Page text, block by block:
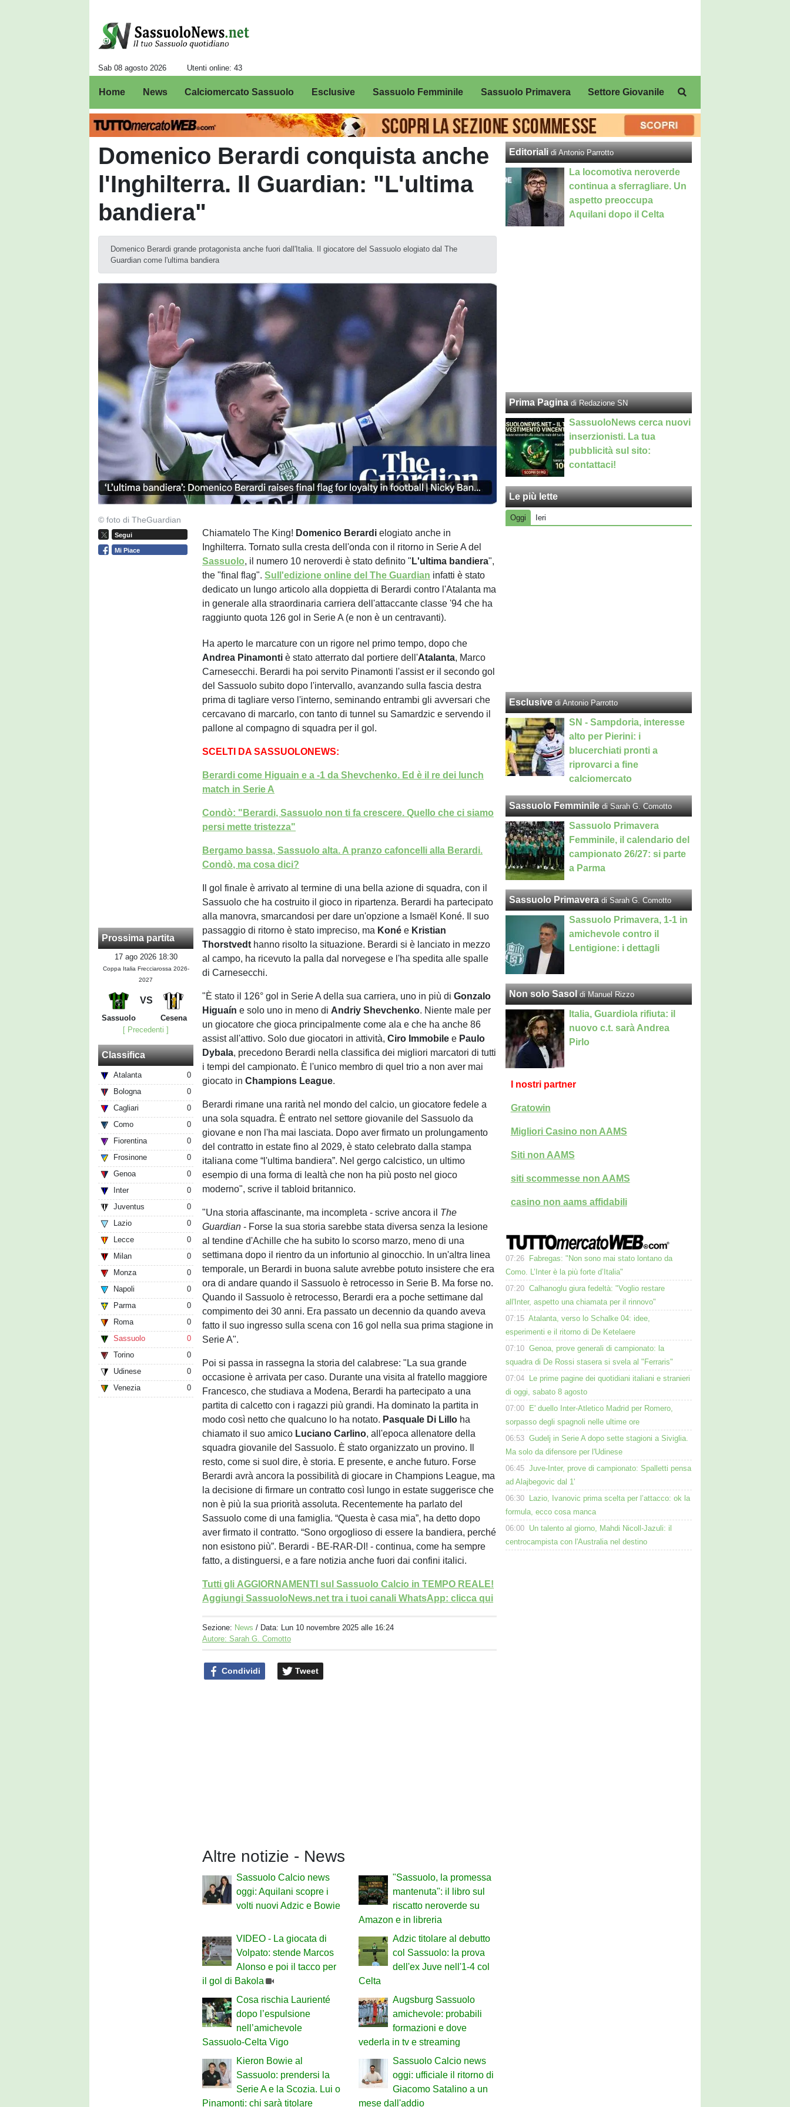
Sab 08 agosto 2026 Utenti online: 43
Home News Calciomercato Sassuolo Esclusive Sassuolo Femminile Sassuolo Primavera Settore Giovanile
Domenico Berardi conquista anche
l'Inghilterra. Il Guardian: "L'ultima
bandiera"
Domenico Berardi grande protagonista anche fuori dall'Italia. Il giocatore del Sassuolo elogiato dal The
Guardian come l'ultima bandiera
© foto di TheGuardian
Segui
Mi Piace
Prossima partita
17 ago 2026 18:30
Coppa Italia Frecciarossa 2026-
2027
VS
Sassuolo
Cesena
[ Precedenti ]
Classifica
Atalanta
0
Bologna
0
Cagliari
0
Como
0
Fiorentina
0
Frosinone
0
Genoa
0
Inter
0
Juventus
0
Lazio
0
Lecce
0
Milan
0
Monza
0
Napoli
0
Parma
0
Roma
0
Sassuolo
0
Torino
0
Udinese
0
Venezia
0
Chiamatelo The King! Domenico Berardi elogiato anche in
Inghilterra. Tornato sulla cresta dell'onda con il ritorno in Serie A del
Sassuolo, il numero 10 neroverdi è stato definito " L'ultima bandiera",
the "final flag".Sull'edizione online del The Guardian infatti è stato
dedicato un lungo articolo alla doppietta di Berardi contro l'Atalanta ma
in generale alla straordinaria carriera dell'attaccante classe '94 che ha
raggiunto quota 126 gol in Serie A (e non è un centravanti).
Ha aperto le marcature con un rigore nel primo tempo, dopo che
Andrea Pinamontiè stato atterrato dal portiere dell'Atalanta, Marco
Carnesecchi. Berardi ha poi servito Pinamonti l'assist er il secondo gol
del Sassuolo subito dopo l'intervallo, avanzando sulla fascia destra
prima di tagliare verso l'interno, seminando entrambi gli avversari che
cercavano di marcarlo, con tanto di tunnel su Samardzic e servendo il
pallone al compagno di squadra per il gol.
SCELTI DA SASSUOLONEWS:
Berardi come Higuain e a -1 da Shevchenko. Ed è il re dei lunch
match in Serie A
Condò: "Berardi, Sassuolo non ti fa crescere. Quello che ci siamo
persi mette tristezza"
Bergamo bassa, Sassuolo alta. A pranzo cafoncelli alla Berardi.
Condò, ma cosa dici?
Il gol finale è arrivato al termine di una bella azione di squadra, con il
Sassuolo che ha costruito il gioco in ripartenza. Berardi ha partecipato
alla manovra, smarcandosi per dare un'opzione a Ismaël Koné. Il suo
passaggio di ritorno è stato impreciso, ma Koné e Kristian
Thorstvedt hanno risolto la situazione. Berardi si è lanciato in mezzo
al campo, ha ricevuto la palla dal norvegese e l'ha spedita alle spalle
di Carnesecchi.
"È stato il 126° gol in Serie A della sua carriera, uno in più diGonzalo
Higuaín e solo uno in meno di Andriy Shevchenko. Niente male per
un giocatore che gioca principalmente come ala e che ha anche 86
assist all'attivo. Solo due giocatori in attività,Ciro Immobile e Paulo
Dybala, precedono Berardi nella classifica dei migliori marcatori di tutti
i tempi del campionato. È l'unico membro di quel trio a non aver mai
giocato inChampions League.
Berardi rimane una rarità nel mondo del calcio, un giocatore fedele a
una sola squadra. È entrato nel settore giovanile del Sassuolo da
giovane e non l'ha mai lasciata. Dopo aver firmato un prolungamento
del contratto in estate fino al 2029, è stato celebrato dalla stampa
italiana come “l'ultima bandiera”. Nel gergo calcistico, un ultimo
esempio di una forma di lealtà che non ha più posto nel gioco
moderno", scrive il tabloid britannico.
"Una storia affascinante, ma incompleta - scrive ancora il The
Guardian - Forse la sua storia sarebbe stata diversa senza la lesione
al tendine d'Achille che ha subito lo scorso marzo, meno di una
settimana dopo il rientro da un infortunio al ginocchio. In un'altra linea
temporale, un Berardi in buona salute avrebbe potuto insistere che era
ora di andare quando il Sassuolo è retrocesso in Serie B. Ma forse no.
Quando il Sassuolo è retrocesso, Berardi era a poche settimane dal
compimento dei 30 anni. Era passato un decennio da quando aveva
fatto il suo ingresso sulla scena con 16 gol nella sua prima stagione in
Serie A".
Poi si passa in rassegna la storia del calabrese: "La sua grande
occasione è arrivata per caso. Durante una visita al fratello maggiore
Francesco, che studiava a Modena, Berardi ha partecipato a una
partita di calcetto con i ragazzi più grandi. Ha dominato la partita in
modo così netto che qualcuno lo ha notato. Pasquale Di Lillo ha
chiamato il suo amico Luciano Carlino, all'epoca allenatore della
squadra giovanile del Sassuolo. È stato organizzato un provino. Il
resto, come si suol dire, è storia. E presente, e anche futuro. Forse
Berardi avrà ancora la possibilità di giocare in Champions League, ma
la decisione di firmare un contratto così lungo in estate suggerisce che
non è più la sua priorità assoluta. Recentemente ha parlato del
Sassuolo come di una famiglia. “Questa è casa mia”, ha detto dopo
aver firmato il contratto. “Sono orgoglioso di essere la bandiera, perché
non esistono più”. Berardi - BE-RAR-DI! - continua, come ha sempre
fatto, a distinguersi, e a fare notizia anche fuori dai confini italici.
Tutti gli AGGIORNAMENTI sul Sassuolo Calcio in TEMPO REALE!
Aggiungi SassuoloNews.net tra i tuoi canali WhatsApp: clicca qui
Sezione: News / Data: Lun 10 novembre 2025 alle 16:24
Autore: Sarah G. Comotto
Condividi Tweet
Altre notizie - News
Sassuolo Calcio news
oggi: Aquilani scopre i
volti nuovi Adzic e Bowie
"Sassuolo, la promessa
mantenuta": il libro sul
riscatto neroverde su
Amazon e in libreria
VIDEO - La giocata di
Volpato: stende Marcos
Alonso e poi il tacco per
il gol di Bakola
Adzic titolare al debutto
col Sassuolo: la prova
dell'ex Juve nell'1-4 col
Celta
Cosa rischia Laurienté
dopo l’espulsione
nell’amichevole
Sassuolo-Celta Vigo
Augsburg Sassuolo
amichevole: probabili
formazioni e dove
vederla in tv e streaming
Kieron Bowie al
Sassuolo: prendersi la
Serie A e la Scozia. Lui o
Pinamonti: chi sarà titolare
Sassuolo Calcio news
oggi: ufficiale il ritorno di
Giacomo Satalino a un
mese dall'addio
Editoriali di Antonio Parrotto
La locomotiva neroverde
continua a sferragliare. Un
aspetto preoccupa
Aquilani dopo il Celta
Prima Pagina di Redazione SN
SassuoloNews cerca nuovi
inserzionisti. La tua
pubblicità sul sito:
contattaci!
Le più lette
Oggi Ieri
Esclusive di Antonio Parrotto
SN - Sampdoria, interesse
alto per Pierini: i
blucerchiati pronti a
riprovarci a fine
calciomercato
Sassuolo Femminile di Sarah G. Comotto
Sassuolo Primavera
Femminile, il calendario del
campionato 26/27: si parte
a Parma
Sassuolo Primavera di Sarah G. Comotto
Sassuolo Primavera, 1-1 in
amichevole contro il
Lentigione: i dettagli
Non solo Sasol di Manuel Rizzo
Italia, Guardiola rifiuta: il
nuovo c.t. sarà Andrea
Pirlo
I nostri partner
Gratowin
Migliori Casino non AAMS
Siti non AAMS
siti scommesse non AAMS
casino non aams affidabili
07:26
Fabregas: "Non sono mai stato lontano da
Como. L’Inter è la più forte d’Italia"
07:20 Calhanoglu giura fedeltà: "Voglio restare
all'Inter, aspetto una chiamata per il rinnovo"
07:15 Atalanta, verso lo Schalke 04: idee,
esperimenti e il ritorno di De Ketelaere
07:10 Genoa, prove generali di campionato: la
squadra di De Rossi stasera si svela al "Ferraris"
07:04
Le prime pagine dei quotidiani italiani e stranieri
di oggi, sabato 8 agosto
07:00
E' duello Inter-Atletico Madrid per Romero,
sorpasso degli spagnoli nelle ultime ore
06:53 Gudelj in Serie A dopo sette stagioni a Siviglia.
Ma solo da difensore per l'Udinese
06:45 Juve-Inter, prove di campionato: Spalletti pensa
ad Alajbegovic dal 1'
06:30
Lazio, Ivanovic prima scelta per l’attacco: ok la
formula, ecco cosa manca
06:00 Un talento al giorno, Mahdi Nicoll-Jazuli: il
centrocampista con l'Australia nel destino